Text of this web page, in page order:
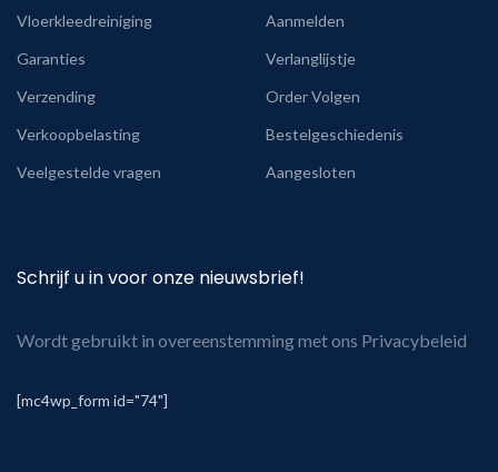
Vloerkleedreiniging
Garanties
Verzending
Verkoopbelasting
Veelgestelde vragen
Aanmelden
Verlanglijstje
Order Volgen
Bestelgeschiedenis
Aangesloten
Schrijf u in voor onze nieuwsbrief!
Wordt gebruikt in overeenstemming met ons Privacybeleid
[mc4wp_form id="74"]